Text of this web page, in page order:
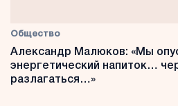
Общество
Александр Малюков: «Мы
энергетический напиток…
разлагаться…»